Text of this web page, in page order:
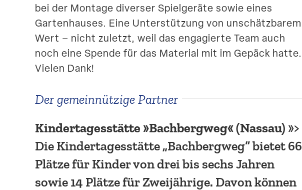
bei der Montage diverser Spiel­geräte sowie eines
Garten­hauses. Eine Unter­stützung von unschätz­barem
Wert – nicht zuletzt, weil das engagierte Team auch
noch eine Spende für das Material mit im Gepäck hatte.
Vielen Dank!
Der gemein­nützige Partner
Kinder­ta­ges­stätte »Bachbergweg« (Nassau) »>
Die Kinder­ta­ges­stätte „Bachbergweg“ bietet 66
Plätze für Kinder von drei bis sechs Jahren
sowie 14 Plätze für Zweijährige. Davon können